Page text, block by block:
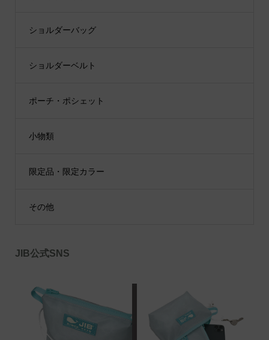
ショルダーバッグ
ショルダーベルト
ポーチ・ポシェット
小物類
限定品・限定カラー
その他
JIB公式SNS